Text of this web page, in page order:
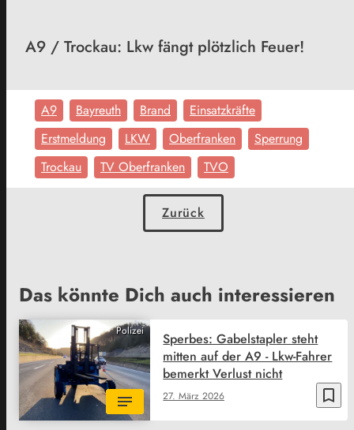
A9 / Trockau: Lkw fängt plötzlich Feuer!
A9 Bayreuth Brand
Einsatzkräfte
Erstmeldung
LKW Oberfranken
Sperrung
Trockau
TV Oberfranken TVO
Zurück
Das könnte Dich auch interessieren
Polizei
bookmark_border
27. März 2026
Sperbes: Gabelstapler steht
mitten auf der A9 - Lkw-Fahrer
bemerkt Verlust nicht